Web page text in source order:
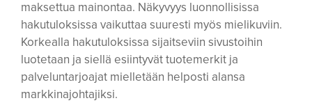
maksettua mainontaa. Näkyvyys luonnollisissa
hakutuloksissa vaikuttaa suuresti myös mielikuviin.
Korkealla hakutuloksissa sijaitseviin sivustoihin
luotetaan ja siellä esiintyvät tuotemerkit ja
palveluntarjoajat mielletään helposti alansa
markkinajohtajiksi.